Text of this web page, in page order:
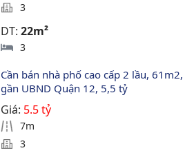
3
DT:22m²
3
Cần bán nhà phố cao cấp 2 lầu, 61m2,
gần UBND Quận 12, 5,5 tỷ
Giá: 5.5 tỷ
7m
3